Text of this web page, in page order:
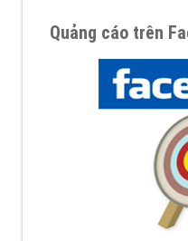
Quảng cáo trên